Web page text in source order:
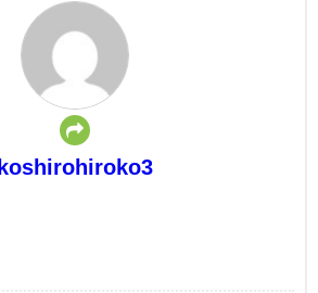
koshirohiroko3